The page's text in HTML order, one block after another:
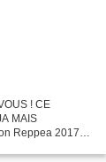
! CE
MAIS
Reppea 2017